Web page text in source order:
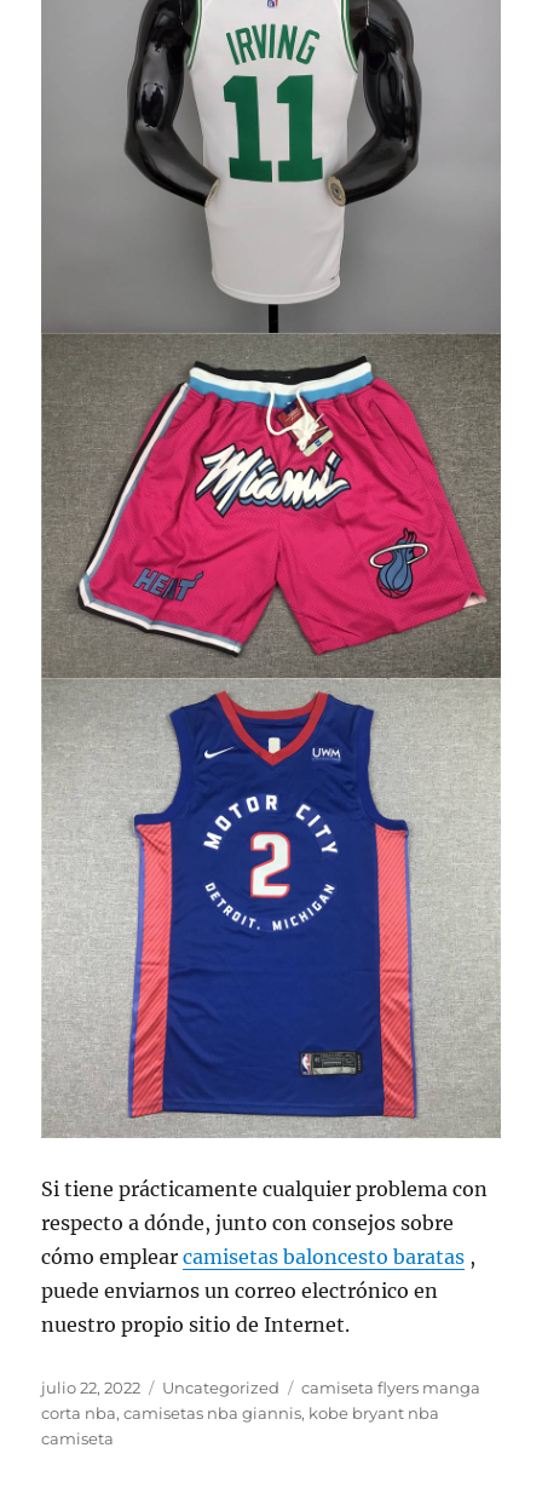
Si tiene prácticamente cualquier problema con
respecto a dónde, junto con consejos sobre
cómo emplearcamisetas baloncesto baratas ,
puede enviarnos un correo electrónico en
nuestro propio sitio de Internet.
Publicado
el
julio 22, 2022 Categorías
Uncategorized Etiquetas
camiseta flyers manga
corta nba,camisetas nba giannis, kobe bryant nba
camiseta